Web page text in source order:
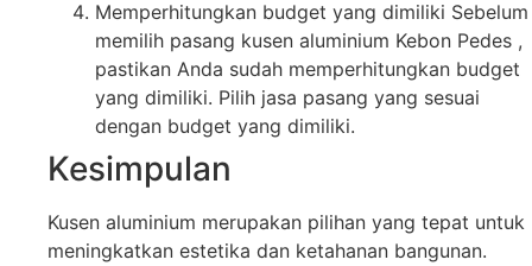
Memperhitungkan budget yang dimiliki Sebelum
memilih pasang kusen aluminium Kebon Pedes ,
pastikan Anda sudah memperhitungkan budget
yang dimiliki. Pilih jasa pasang yang sesuai
dengan budget yang dimiliki.
Kesimpulan
Kusen aluminium merupakan pilihan yang tepat untuk
meningkatkan estetika dan ketahanan bangunan.